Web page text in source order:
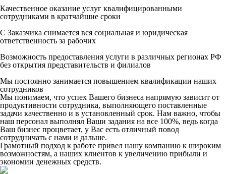
Качественное оказание услуг квалифицированными
сотрудниками в кратчайшие сроки
С Заказчика снимается вся социальная и юридическая
ответственность за рабочих
Возможность предоставления услуги в различных регионах РФ
без открытия представительств и филиалов
Мы постоянно занимается повышением квалификации наших
сотрудников
Мы понимаем, что успех Вашего бизнеса напрямую зависит от
продуктивности сотрудника, выполняющего поставленные
задачи качественно и в установленный срок. Нам важно, чтобы
наш персонал выполнял Ваши задания на все 100%, ведь когда
Ваш бизнес процветает, у Вас есть отличный повод
сотрудничать с нами и дальше.
Грамотный подход к работе привел нашу компанию к широким
возможностям, а наших клиентов к увеличению прибыли и
экономии денежных средств.